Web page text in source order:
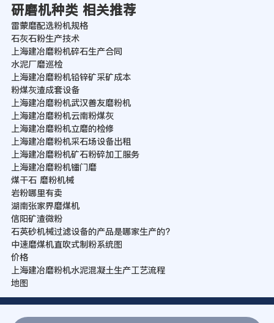
研磨机种类 相关推荐
雷蒙磨配选粉机规格
石灰石粉生产技术
上海建冶磨粉机碎石生产合同
水泥厂磨巡检
上海建冶磨粉机铅锌矿采矿成本
粉煤灰渣成套设备
上海建冶磨粉机武汉善友磨粉机
上海建冶磨粉机云南粉煤灰
上海建冶磨粉机立磨的检修
上海建冶磨粉机采石场设备出租
上海建冶磨粉机矿石粉碎加工服务
上海建冶磨粉机镭门磨
煤干石 磨粉机械
岩粉哪里有卖
湖南张家界磨煤机
信阳矿渣微粉
石英砂机械过滤设备的产品是哪家生产的?
中速磨煤机直吹式制粉系统图
价格
上海建冶磨粉机水泥混凝土生产工艺流程
地图